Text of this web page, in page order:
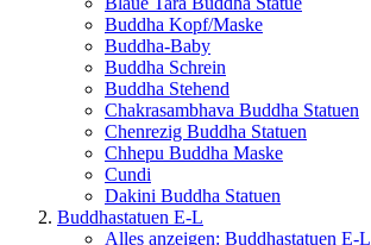
Buddha Kopf/Maske
Buddha-Baby
Buddha Schrein
Buddha Stehend
Chakrasambhava Buddha Statuen
Chenrezig Buddha Statuen
Chhepu Buddha Maske
Cundi
Dakini Buddha Statuen
Buddhastatuen E-L
Alles anzeigen: Buddhastatuen E-L